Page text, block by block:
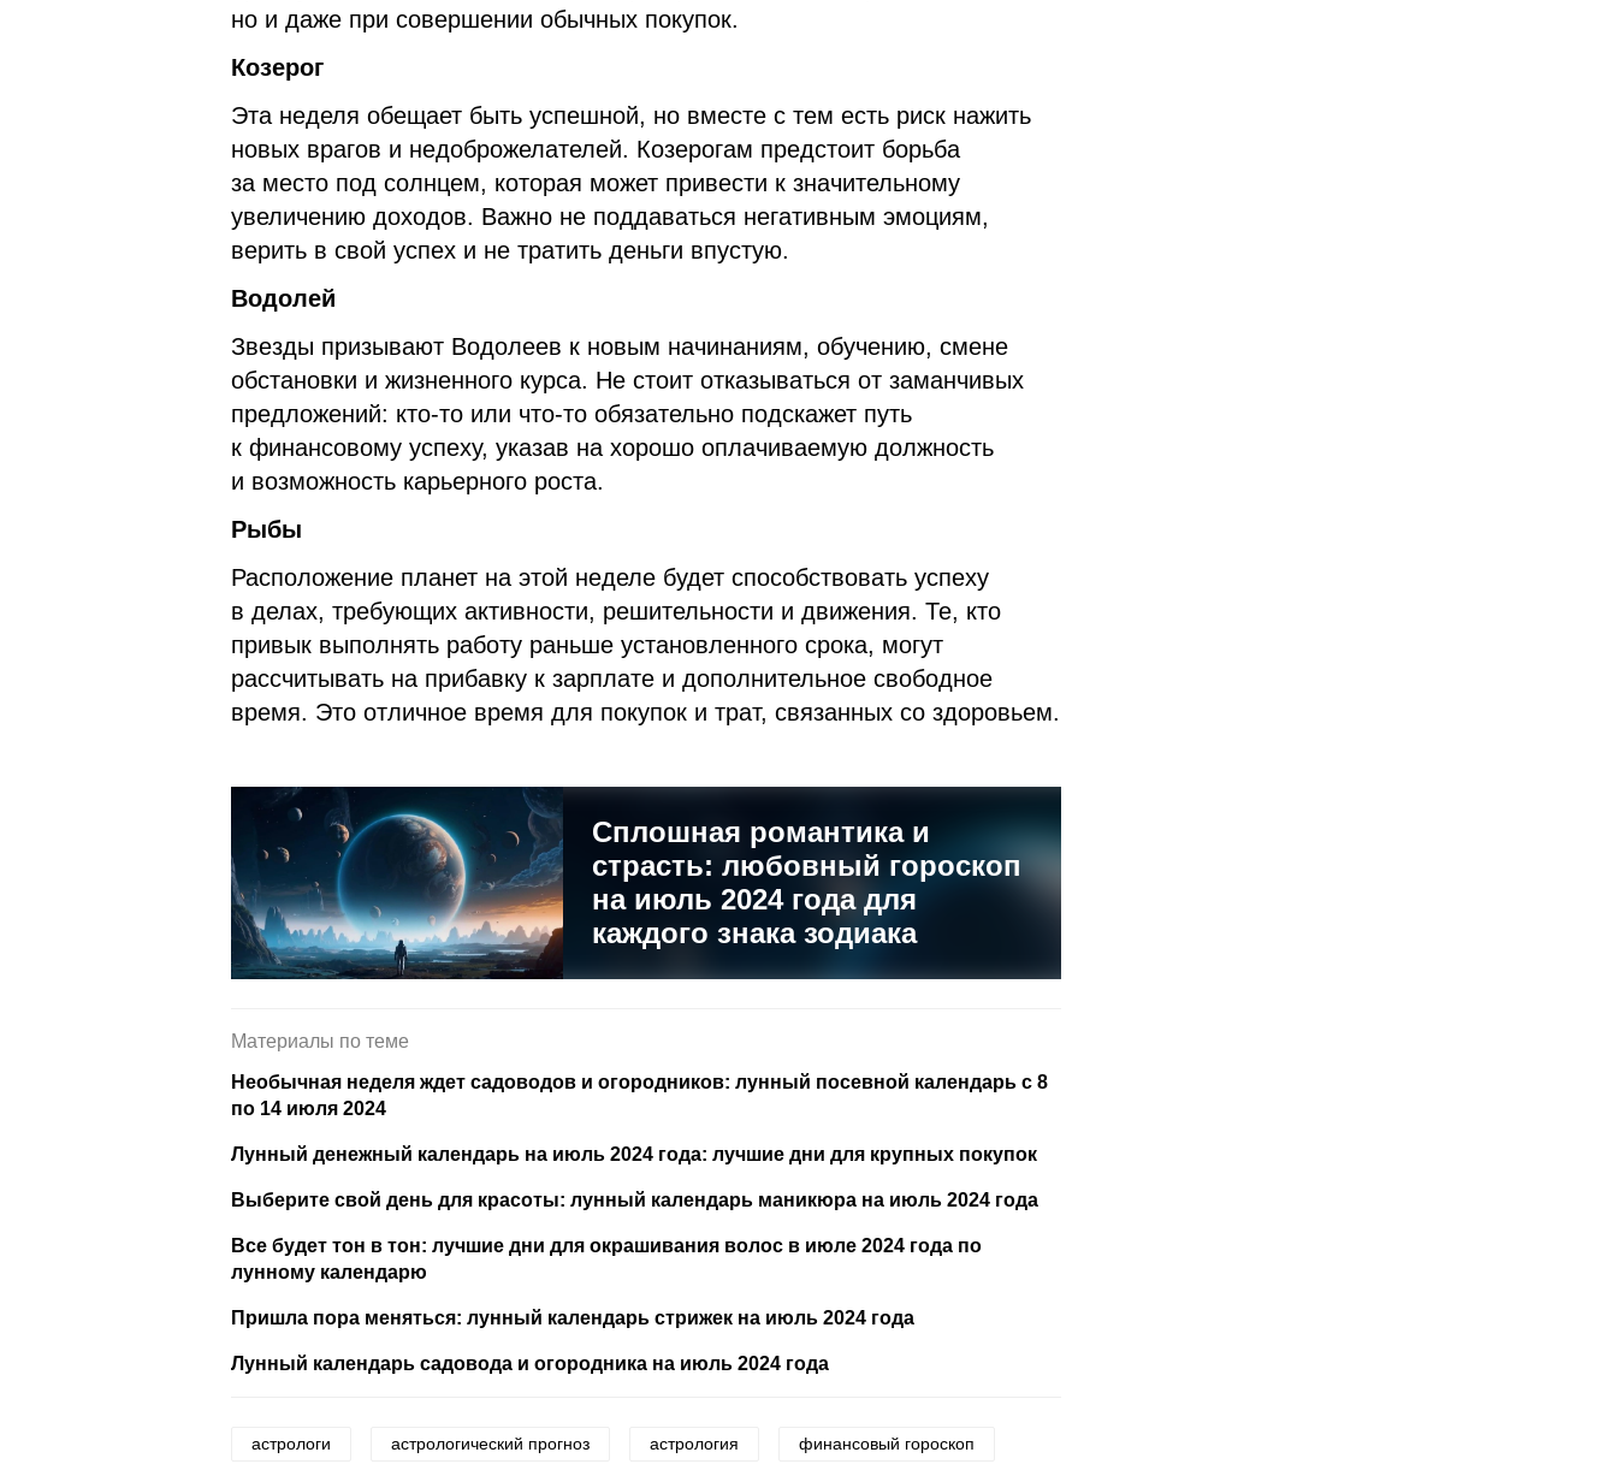
но и даже при совершении обычных покупок.
Козерог
Эта неделя обещает быть успешной, но вместе с тем есть риск нажить
новых врагов и недоброжелателей. Козерогам предстоит борьба
за место под солнцем, которая может привести к значительному
увеличению доходов. Важно не поддаваться негативным эмоциям,
верить в свой успех и не тратить деньги впустую.
Водолей
Звезды призывают Водолеев к новым начинаниям, обучению, смене
обстановки и жизненного курса. Не стоит отказываться от заманчивых
предложений: кто-то или что-то обязательно подскажет путь
к финансовому успеху, указав на хорошо оплачиваемую должность
и возможность карьерного роста.
Рыбы
Расположение планет на этой неделе будет способствовать успеху
в делах, требующих активности, решительности и движения. Те, кто
привык выполнять работу раньше установленного срока, могут
рассчитывать на прибавку к зарплате и дополнительное свободное
время. Это отличное время для покупок и трат, связанных со здоровьем.
Сплошная романтика и
страсть: любовный гороскоп
на июль 2024 года для
каждого знака зодиака
Материалы по теме
Необычная неделя ждет садоводов и огородников: лунный посевной календарь с 8
по 14 июля 2024
Лунный денежный календарь на июль 2024 года: лучшие дни для крупных покупок
Выберите свой день для красоты: лунный календарь маникюра на июль 2024 года
Все будет тон в тон: лучшие дни для окрашивания волос в июле 2024 года по
лунному календарю
Пришла пора меняться: лунный календарь стрижек на июль 2024 года
Лунный календарь садовода и огородника на июль 2024 года
астрологи астрологический прогноз астрология финансовый гороскоп